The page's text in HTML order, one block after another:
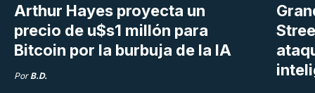
Arthur Hayes proyecta un
precio de u$s1 millón para
Bitcoin por la burbuja de la IA
Por B.D.